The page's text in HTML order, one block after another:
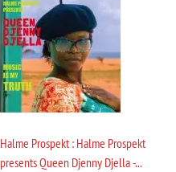
Halme Prospekt : Halme Prospekt
presents Queen Djenny Djella -...